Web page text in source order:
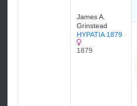
James A.
Grinstead
HYPATIA 1879
1879